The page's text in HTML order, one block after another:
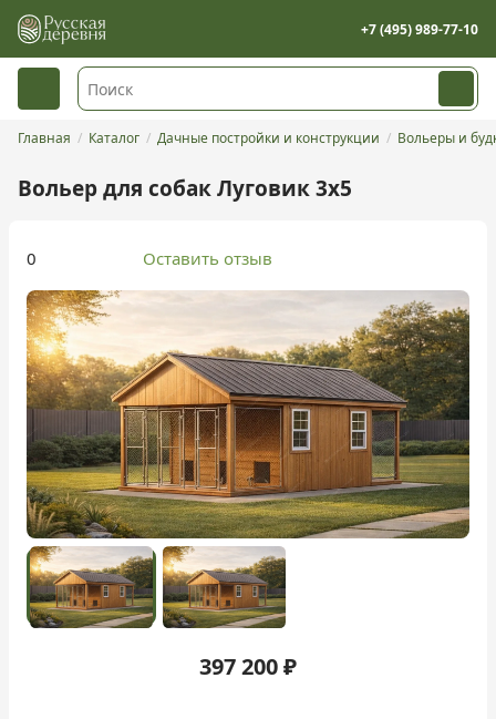
+7 (495) 989-77-10
Главная Каталог Дачные постройки и конструкции Вольеры и
Вольер для собак Луговик 3х5
0 Оставить отзыв
397 200 ₽